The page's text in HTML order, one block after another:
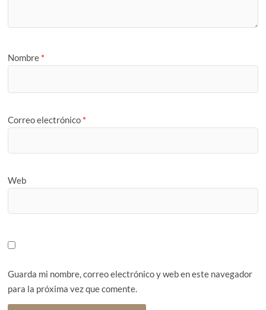
Nombre *
Correo electrónico *
Web
Guarda mi nombre, correo electrónico y web en este navegador
para la próxima vez que comente.